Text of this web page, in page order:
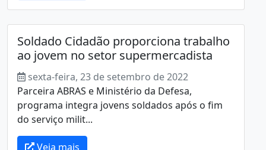
Soldado Cidadão proporciona trabalho
ao jovem no setor supermercadista
sexta-feira, 23 de setembro de 2022
Parceira ABRAS e Ministério da Defesa,
programa integra jovens soldados após o fim
do serviço milit...
Veja mais